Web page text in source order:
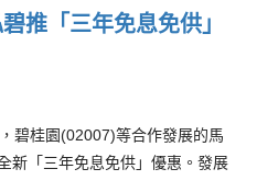
推「三年免息免供」
碧桂園(02007)等合作發展的馬
新「三年免息免供」優惠。發展